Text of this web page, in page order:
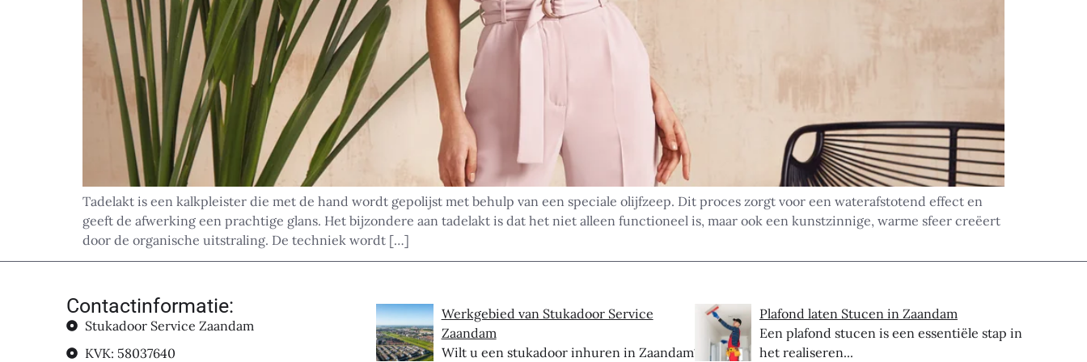
Tadelakt is een kalkpleister die met de hand wordt gepolijst met behulp van een speciale olijfzeep. Dit proces zorgt voor een waterafstotend effect en
geeft de afwerking een prachtige glans. Het bijzondere aan tadelakt is dat het niet alleen functioneel is, maar ook een kunstzinnige, warme sfeer creëert
door de organische uitstraling. De techniek wordt […]
Contactinformatie:
Stukadoor Service Zaandam
KVK: 58037640
Werkgebied van Stukadoor Service
Zaandam
Wilt u een stukadoor inhuren in Zaandam?
Plafond laten Stucen in Zaandam
Een plafond stucen is een essentiële stap in
het realiseren...